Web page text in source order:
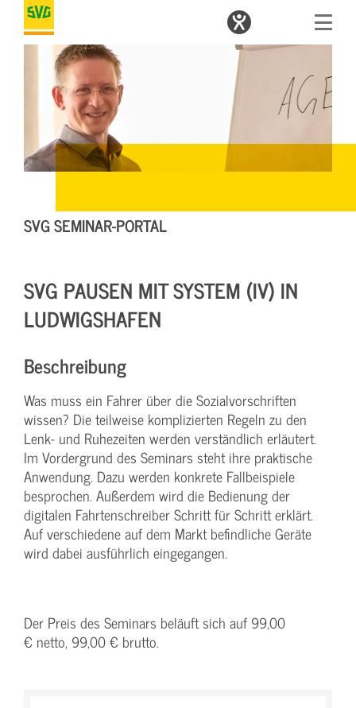
SVG SEMINAR-PORTAL
SVG PAUSEN MIT SYSTEM (IV) IN
LUDWIGSHAFEN
Beschreibung
Was muss ein Fahrer über die Sozialvorschriften
wissen? Die teilweise komplizierten Regeln zu den
Lenk- und Ruhezeiten werden verständlich erläutert.
Im Vordergrund des Seminars steht ihre praktische
Anwendung. Dazu werden konkrete Fallbeispiele
besprochen. Außerdem wird die Bedienung der
digitalen Fahrtenschreiber Schritt für Schritt erklärt.
Auf verschiedene auf dem Markt befindliche Geräte
wird dabei ausführlich eingegangen.
Der Preis des Seminars beläuft sich auf 99,00
€ netto, 99,00 € brutto.